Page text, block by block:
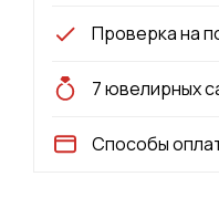
Проверка на
7 ювелирных
Способы